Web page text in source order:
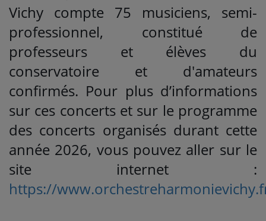
Vichy compte 75 musiciens, semi-
professionnel, constitué de
professeurs et élèves du
conservatoire et d'amateurs
confirmés. Pour plus d’informations
sur ces concerts et sur le programme
des concerts organisés durant cette
année 2026, vous pouvez aller sur le
site internet :
https://